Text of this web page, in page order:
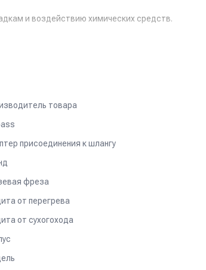
и воздействию химических средств.
товара
присоединения к шлангу
фреза
от перегрева
от сухогохода